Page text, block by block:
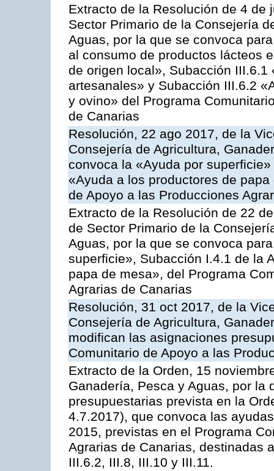
Extracto de la Resolución de 4
Sector Primario de la Consejería
Aguas, por la que se convoca
al consumo de productos lácteos
de origen local», Subacción
artesanales» y Subacción III.6.2
y ovino» del Programa
de Canarias
Resolución, 22 ago 2017, de la
Consejería de Agricultura,
convoca la «Ayuda por
«Ayuda a los productores de
de Apoyo a las Producciones
Extracto de la Resolución de 22
de Sector Primario de la
Aguas, por la que se convoca
superficie», Subacción I.4.1 de la
papa de mesa», del Programa
Agrarias de Canarias
Resolución, 31 oct 2017, de la
Consejería de Agricultura,
modifican las asignaciones
Comunitario de Apoyo a las
Extracto de la Orden, 15
Ganadería, Pesca y Aguas, por la
presupuestarias prevista en la
4.7.2017), que convoca las
2015, previstas en el Programa
Agrarias de Canarias, destinadas
III.6.2, III.8, III.10 y III.11.